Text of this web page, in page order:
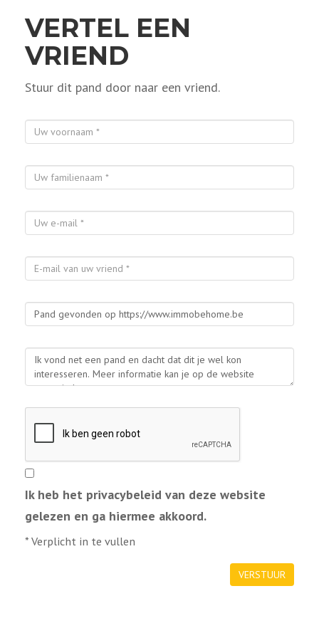
VERTEL EEN
VRIEND
Stuur dit pand door naar een vriend.
Ik heb het privacybeleid van deze website
gelezen en ga hiermee akkoord.
* Verplicht in te vullen